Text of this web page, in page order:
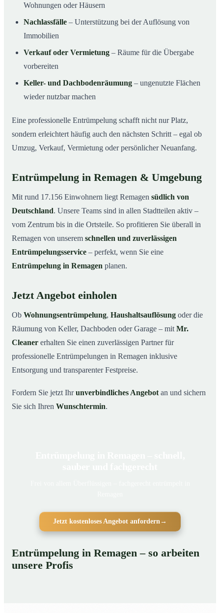
Wohnungen oder Häusern
Nachlassfälle – Unterstützung bei der Auflösung von
Immobilien
Verkauf oder Vermietung – Räume für die Übergabe
vorbereiten
Keller- und Dachbodenräumung – ungenutzte Flächen
wieder nutzbar machen
Eine professionelle Entrümpelung schafft nicht nur Platz,
sondern erleichtert häufig auch den nächsten Schritt – egal ob
Umzug, Verkauf, Vermietung oder persönlicher Neuanfang.
Entrümpelung in Remagen & Umgebung
Mit rund 17.156 Einwohnern liegt Remagen südlich von
Deutschland. Unsere Teams sind in allen Stadtteilen aktiv –
vom Zentrum bis in die Ortsteile. So profitieren Sie überall in
Remagen von unserem schnellen und zuverlässigen
Entrümpelungsservice – perfekt, wenn Sie eine
Entrümpelung in Remagen planen.
Jetzt Angebot einholen
Ob Wohnungsentrümpelung, Haushaltsauflösung oder die
Räumung von Keller, Dachboden oder Garage – mit Mr.
Cleaner erhalten Sie einen zuverlässigen Partner für
professionelle Entrümpelungen in Remagen inklusive
Entsorgung und transparenter Festpreise.
Fordern Sie jetzt Ihrunverbindliches Angebot an und sichern
Sie sich Ihren Wunschtermin.
Jetzt kostenloses Angebot anfordern →
Entrümpelung in Remagen – so arbeiten
unsere Profis